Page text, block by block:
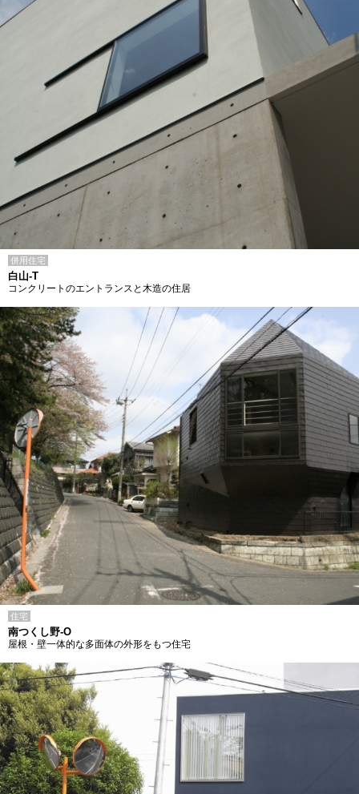
併用住宅
白山-T
コンクリートのエントランスと木造の住居
住宅
南つくし野-O
屋根・壁一体的な多面体の外形をもつ住宅